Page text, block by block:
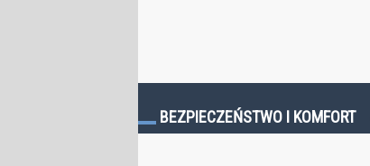
BEZPIECZEŃSTWO I KOMFORT